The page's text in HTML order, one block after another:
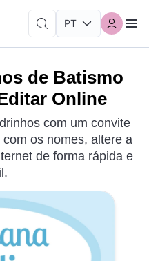
de Batismo
Online
com um convite
os nomes, altere a
de forma rápida e